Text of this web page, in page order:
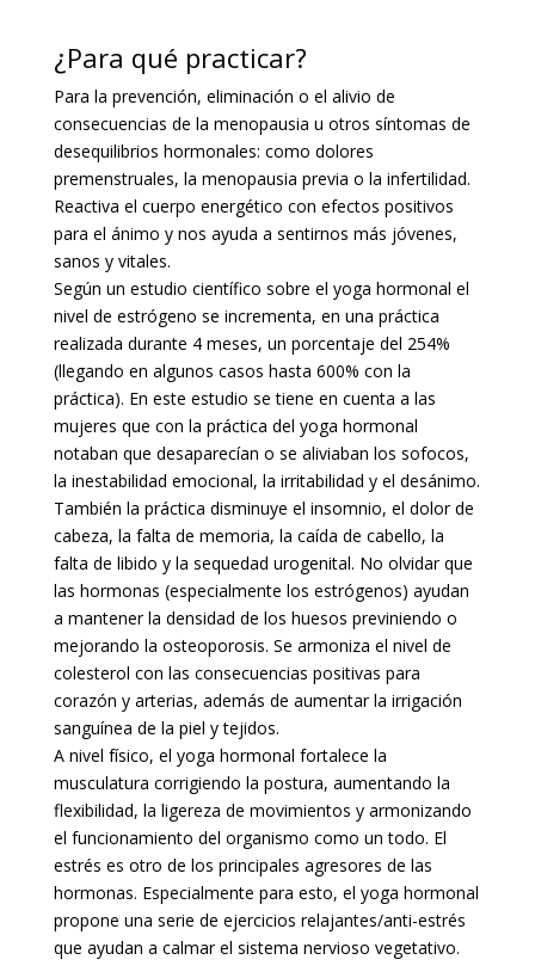
¿Para qué practicar?
Para la prevención, eliminación o el alivio de
consecuencias de la menopausia u otros síntomas de
desequilibrios hormonales: como dolores
premenstruales, la menopausia previa o la infertilidad.
Reactiva el cuerpo energético con efectos positivos
para el ánimo y nos ayuda a sentirnos más jóvenes,
sanos y vitales.
Según un estudio científico sobre el yoga hormonal el
nivel de estrógeno se incrementa, en una práctica
realizada durante 4 meses, un porcentaje del 254%
(llegando en algunos casos hasta 600% con la
práctica). En este estudio se tiene en cuenta a las
mujeres que con la práctica del yoga hormonal
notaban que desaparecían o se aliviaban los sofocos,
la inestabilidad emocional, la irritabilidad y el desánimo.
También la práctica disminuye el insomnio, el dolor de
cabeza, la falta de memoria, la caída de cabello, la
falta de libido y la sequedad urogenital. No olvidar que
las hormonas (especialmente los estrógenos) ayudan
a mantener la densidad de los huesos previniendo o
mejorando la osteoporosis. Se armoniza el nivel de
colesterol con las consecuencias positivas para
corazón y arterias, además de aumentar la irrigación
sanguínea de la piel y tejidos.
A nivel físico, el yoga hormonal fortalece la
musculatura corrigiendo la postura, aumentando la
flexibilidad, la ligereza de movimientos y armonizando
el funcionamiento del organismo como un todo. El
estrés es otro de los principales agresores de las
hormonas. Especialmente para esto, el yoga hormonal
propone una serie de ejercicios relajantes/anti-estrés
que ayudan a calmar el sistema nervioso vegetativo.